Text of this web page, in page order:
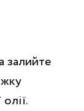
залийте